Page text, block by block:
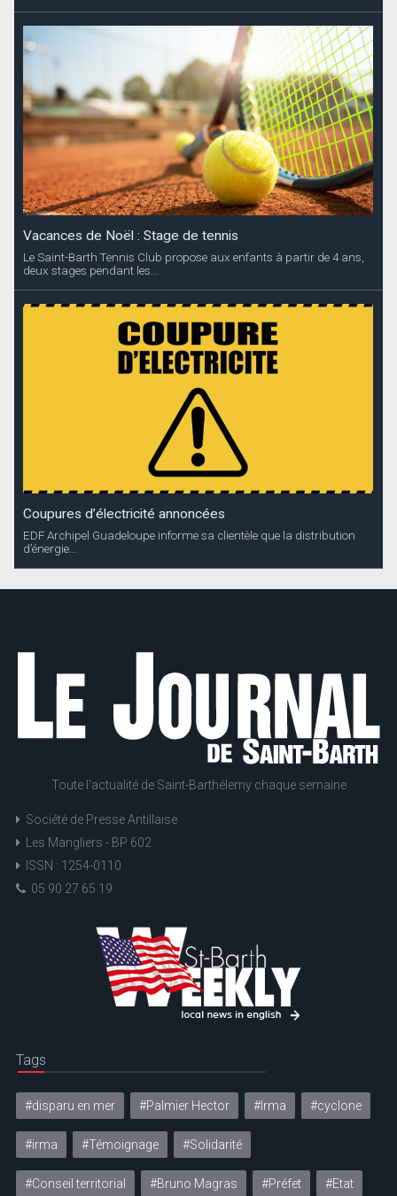
Vacances de Noël : Stage de tennis
Le Saint-Barth Tennis Club propose aux enfants à partir de 4 ans,
deux stages pendant les...
Coupures d’électricité annoncées
EDF Archipel Guadeloupe informe sa clientèle que la distribution
d’énergie...
Toute l'actualité de Saint-Barthélemy chaque semaine
Société de Presse Antillaise
Les Mangliers - BP 602
ISSN : 1254-0110
05 90 27 65 19
Tags
#disparu en mer #Palmier Hector #Irma #cyclone
#irma #Témoignage #Solidarité
#Conseil territorial #Bruno Magras #Préfet #Etat